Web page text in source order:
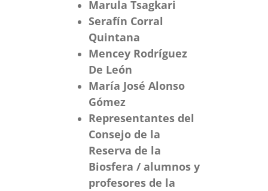
Marula Tsagkari
Serafín Corral
Quintana
Mencey Rodríguez
De León
María José Alonso
Gómez
Representantes del
Consejo de la
Reserva de la
Biosfera / alumnos y
profesores de la